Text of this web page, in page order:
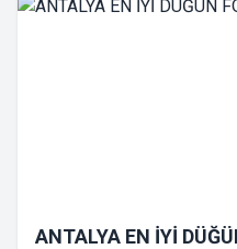
ANTALYA EN İYİ